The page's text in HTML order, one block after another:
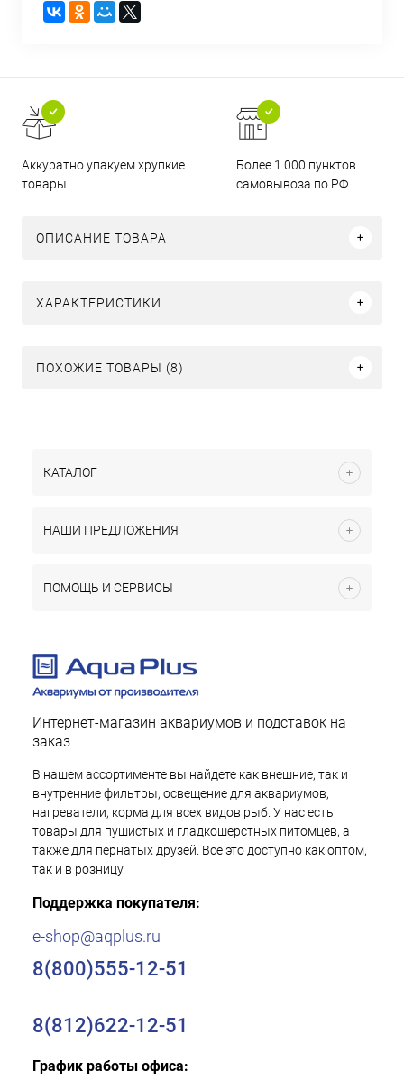
Аккуратно упакуем хрупкие
товары
Более 1 000 пунктов
самовывоза по РФ
ОПИСАНИЕ ТОВАРА
ХАРАКТЕРИСТИКИ
ПОХОЖИЕ ТОВАРЫ (8)
КАТАЛОГ
НАШИ ПРЕДЛОЖЕНИЯ
ПОМОЩЬ И СЕРВИСЫ
Интернет-магазин аквариумов и подставок на
заказ
В нашем ассортименте вы найдете как внешние, так и
внутренние фильтры, освещение для аквариумов,
нагреватели, корма для всех видов рыб. У нас есть
товары для пушистых и гладкошерстных питомцев, а
также для пернатых друзей. Все это доступно как оптом,
так и в розницу.
Поддержка покупателя:
e-shop@aqplus.ru
8(800)555-12-51
8(812)622-12-51
График работы офиса: